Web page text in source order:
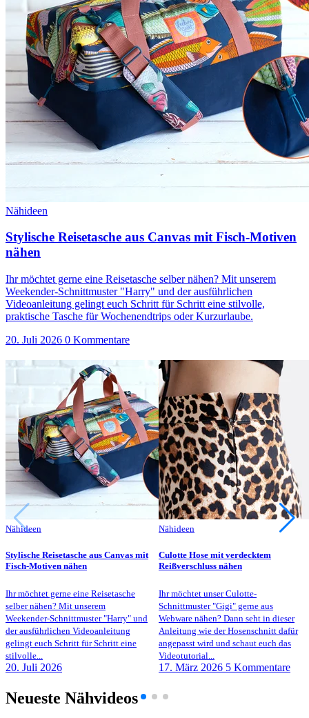
Nähideen
Stylische Reisetasche aus Canvas mit Fisch-Motiven
nähen
Ihr möchtet gerne eine Reisetasche selber nähen? Mit unserem
Weekender-Schnittmuster "Harry" und der ausführlichen
Videoanleitung gelingt euch Schritt für Schritt eine stilvolle,
praktische Tasche für Wochenendtrips oder Kurzurlaube.
20. Juli 2026 0 Kommentare
Nähideen
Stylische Reisetasche aus Canvas mit
Fisch-Motiven nähen
Ihr möchtet gerne eine Reisetasche
selber nähen? Mit unserem
Weekender-Schnittmuster "Harry" und
der ausführlichen Videoanleitung
gelingt euch Schritt für Schritt eine
stilvolle...
20. Juli 2026
Nähideen
Culotte Hose mit verdecktem
Reißverschluss nähen
Ihr möchtet unser Culotte-
Schnittmuster "Gigi" gerne aus
Webware nähen? Dann seht in dieser
Anleitung wie der Hosenschnitt dafür
angepasst wird und schaut euch das
Videotutorial...
17. März 2026 5 Kommentare
Neueste Nähvideos